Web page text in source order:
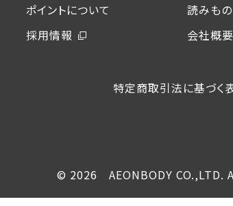
ポイントについて
読みもの
採用情報 会社概要
特定商取引法に基づく
© 2026 AEONBODY CO.,LTD.